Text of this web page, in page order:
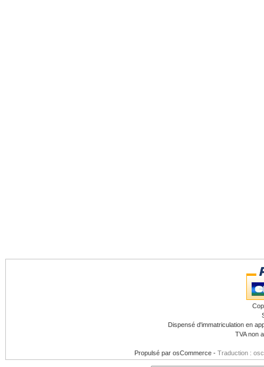
Dispensé d'immatriculation en
TVA non
Propulsé par osCommerce - Traduction :